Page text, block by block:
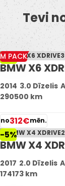
Tevi
-4%
M PACK
BMW X6
2014 3.0 Dīzelis
290500 km
no312€mēn.
-5%
BMW X4
2017 2.0 Dīzelis
174173 km